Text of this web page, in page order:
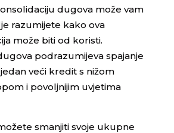
dugova može vam
razumijete kako ova
može biti od koristi.
podrazumijeva spajanje
veći kredit s nižom
i povoljnijim uvjetima
smanjiti svoje ukupne